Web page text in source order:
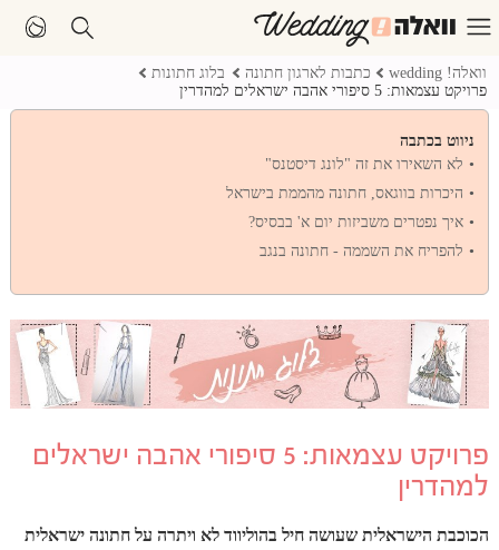
וואלה! wedding כתבות לארגון חתונה
בלוג חתונות
פרויקט עצמאות: 5 סיפורי אהבה ישראלים למהדרין
ניווט בכתבה
לא השאירו את זה "לונג דיסטנס"
היכרות בווגאס, חתונה מהממת בישראל
איך נפטרים משביזות יום א' בבסיס?
להפריח את השממה - חתונה בנגב
פרויקט עצמאות: 5 סיפורי אהבה ישראלים
למהדרין
הכוכבת הישראלית שעושה חיל בהוליווד לא ויתרה על חתונה ישראלית